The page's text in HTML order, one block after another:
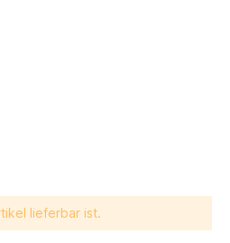
lieferbar ist.